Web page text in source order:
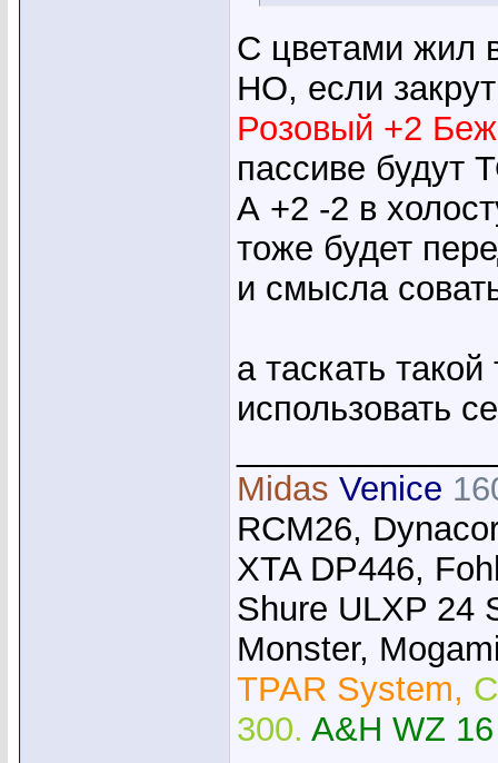
С цветами жил
НО, если
Розовый +2
пассиве будут
А +2 -2 в
тоже будет
и смысла
а таскать
использовать
Midas Venice
RCM26,
XTA DP446,
Shure ULXP 24
Monster,
TPAR System,
300. A&H WZ